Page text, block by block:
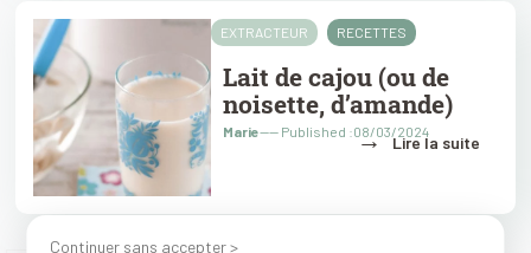
EXTRACTEUR RECETTES
Lait de cajou (ou de
noisette, d’amande)
Marie---- Published :08/03/2024
→ Lire la suite
Continuer sans accepter >